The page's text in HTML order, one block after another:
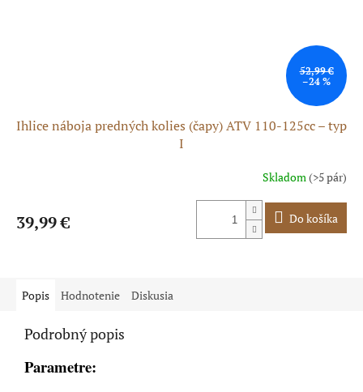
52,99 €
–24 %
Ihlice náboja predných kolies (čapy) ATV 110-125cc – typ
I
Skladom(>5 pár)
39,99 € Do košíka
Popis Hodnotenie Diskusia
Podrobný popis
Parametre: